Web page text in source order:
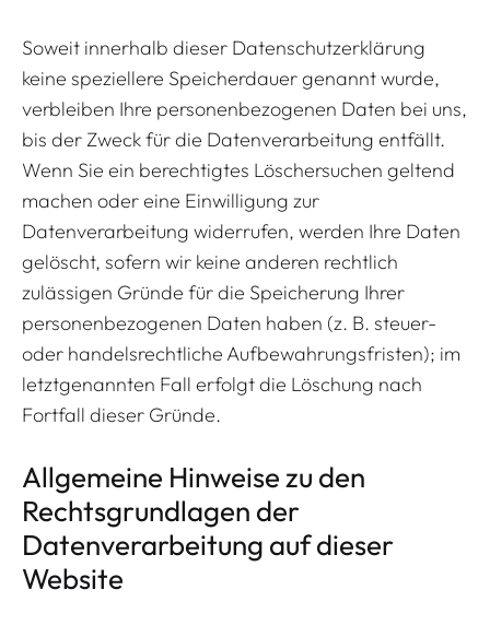
Soweit innerhalb dieser Datenschutzerklärung
keine speziellere Speicherdauer genannt wurde,
verbleiben Ihre personenbezogenen Daten bei uns,
bis der Zweck für die Datenverarbeitung entfällt.
Wenn Sie ein berechtigtes Löschersuchen geltend
machen oder eine Einwilligung zur
Datenverarbeitung widerrufen, werden Ihre Daten
gelöscht, sofern wir keine anderen rechtlich
zulässigen Gründe für die Speicherung Ihrer
personenbezogenen Daten haben (z. B. steuer-
oder handelsrechtliche Aufbewahrungsfristen); im
letztgenannten Fall erfolgt die Löschung nach
Fortfall dieser Gründe.
Allgemeine Hinweise zu den
Rechtsgrundlagen der
Datenverarbeitung auf dieser
Website